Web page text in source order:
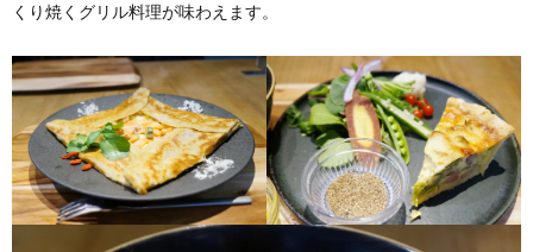
くり焼くグリル料理が味わえます。